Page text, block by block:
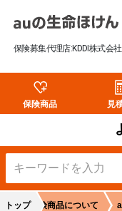
保険募集代理店:KDDI株式会
保険商品 見
トップ
生命保険商品について